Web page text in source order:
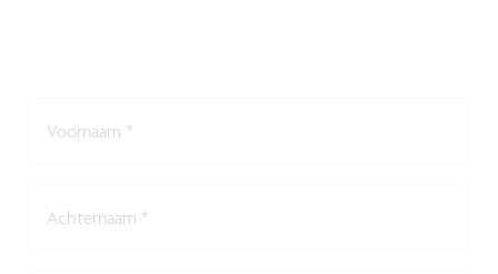
Voornaam *
Achternaam *